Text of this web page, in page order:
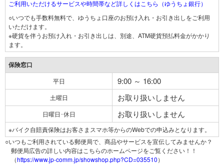
ご利用いただけるサービスや時間帯など詳しくはこちら（ゆうちょ銀行）
○いつでも手数料無料で、ゆうちょ口座のお預け入れ・お引き出しをご利用
いただけます。
※硬貨を伴うお預け入れ・お引き出しは、別途、ATM硬貨預払料金がかかり
ます。
保険窓口
平日 9:00 ～ 16:00
土曜日 お取り扱いしません
日曜日･休日 お取り扱いしません
※バイク自賠責保険はお客さまスマホ等からのWebでの申込みとなります。
○いつもご利用されている郵便局で、商品やサービスを宣伝してみませんか？
郵便局広告の詳しい内容はこちらのホームページをご覧ください！！
（https://www.jp-comm.jp/showshop.php?CD=035510）